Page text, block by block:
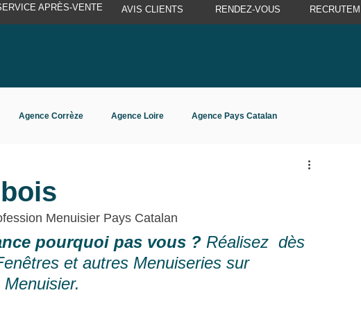
APRÈS-VENTE AVIS CLIENTS RENDEZ-VOUS
Agence Corrèze Agence Loire Agence Pays Catalan
Menuisier Pays Catalan
pourquoi pas vous ? Réalisez  dès
et autres Menuiseries sur